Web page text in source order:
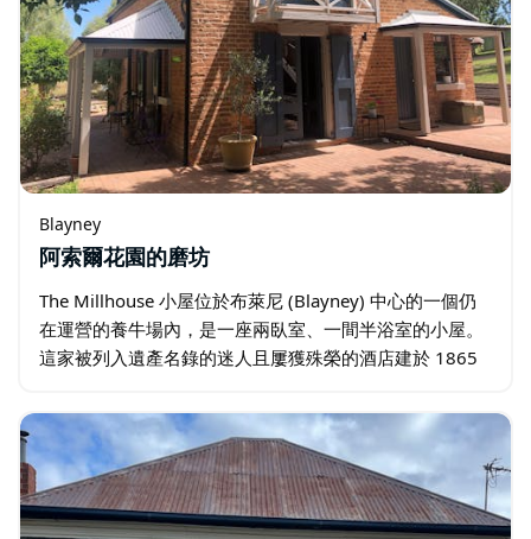
Blayney
阿索爾花園的磨坊
The Millhouse 小屋位於布萊尼 (Blayney) 中心的一個仍
在運營的養牛場內，是一座兩臥室、一間半浴室的小屋。
這家被列入遺產名錄的迷人且屢獲殊榮的酒店建於 1865
最完整的一座…